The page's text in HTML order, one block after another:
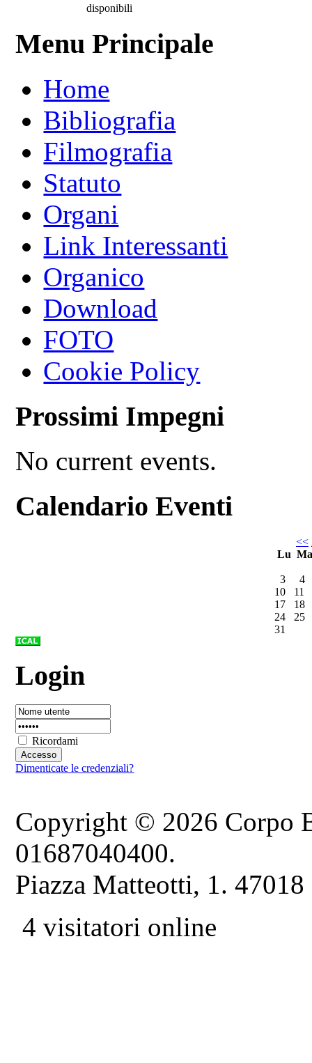
disponibili
Menu Principale
Home
Bibliografia
Filmografia
Statuto
Organi
Link Interessanti
Organico
Download
FOTO
Cookie Policy
Prossimi Impegni
No current events.
Calendario Eventi
<<
Lu
3
4
10
11
17
18
24
25
31
Login
Ricordami
Dimenticate le credenziali?
Copyright © 2026 Corpo
01687040400.
Piazza Matteotti, 1.
4 visitatori online